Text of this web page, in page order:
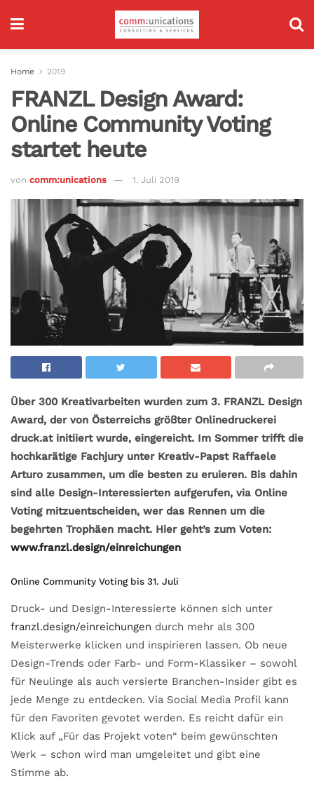
Home 2019
FRANZL Design Award:
Online Community Voting
startet heute
von comm:unications 1. Juli 2019
Über 300 Kreativarbeiten wurden zum 3. FRANZL Design
Award, der von Österreichs größter Onlinedruckerei
druck.at initiiert wurde, eingereicht. Im Sommer trifft die
hochkarätige Fachjury unter Kreativ-Papst Raffaele
Arturo zusammen, um die besten zu eruieren. Bis dahin
sind alle Design-Interessierten aufgerufen, via Online
Voting mitzuentscheiden, wer das Rennen um die
begehrten Trophäen macht. Hier geht’s zum Voten:
www.franzl.design/einreichungen
Online Community Voting bis 31. Juli
Druck- und Design-Interessierte können sich unter
franzl.design/einreichungen durch mehr als 300
Meisterwerke klicken und inspirieren lassen. Ob neue
Design-Trends oder Farb- und Form-Klassiker – sowohl
für Neulinge als auch versierte Branchen-Insider gibt es
jede Menge zu entdecken. Via Social Media Profil kann
für den Favoriten gevotet werden. Es reicht dafür ein
Klick auf „Für das Projekt voten“ beim gewünschten
Werk – schon wird man umgeleitet und gibt eine
Stimme ab.